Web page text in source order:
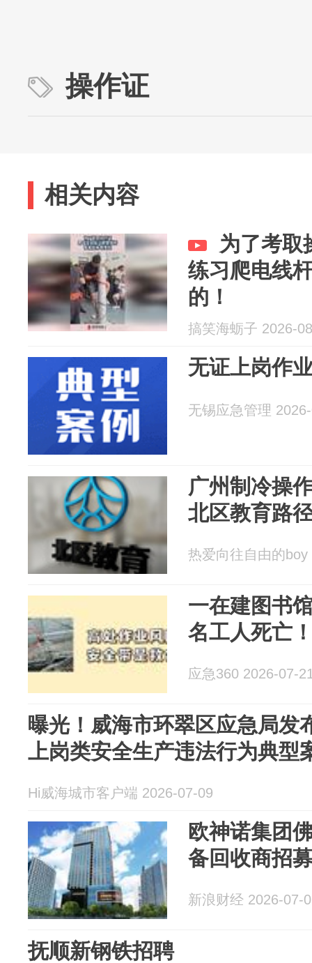
操作证
相关内容
为了考取
练习爬电线
的！
搞笑海蛎子 2026-
无证上岗作
无锡应急管理
广州制冷操
北区教育路
热爱向往自由的
一在建图书
名工人死亡
应急360 2026-07-
曝光！威海市环翠区应急局发
上岗类安全生产违法行为典型
Hi威海城市客户端 2026-07-09
欧神诺集团
备回收商招
新浪财经 2026-07-
抚顺新钢铁招聘